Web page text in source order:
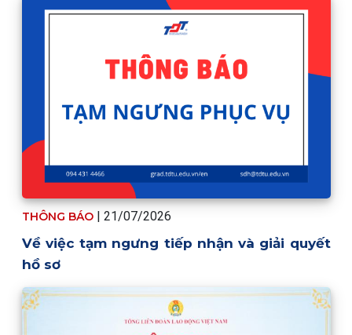
THÔNG BÁO | 21/07/2026
Về việc tạm ngưng tiếp nhận và giải quyết
hồ sơ